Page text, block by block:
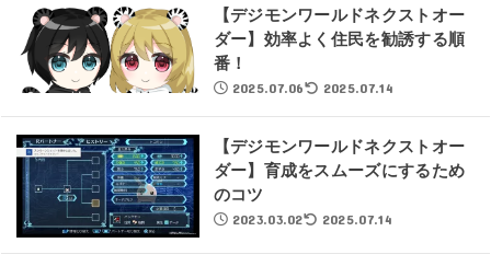
【デジモンワールドネクストオー
ダー】効率よく住民を勧誘する順
番！
2025.07.06 2025.07.14
【デジモンワールドネクストオー
ダー】育成をスムーズにするため
のコツ
2023.03.02 2025.07.14